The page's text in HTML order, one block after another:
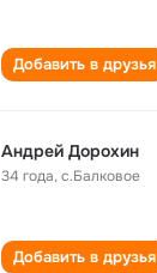
Добавить в друзья
Андрей Дорохин
34 года,с.Балковое
Добавить в друзья